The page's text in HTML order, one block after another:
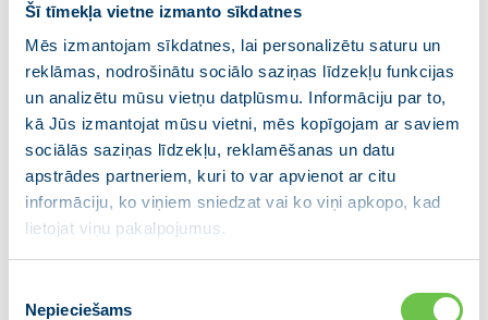
Šī tīmekļa vietne izmanto sīkdatnes
Mēs izmantojam sīkdatnes, lai personalizētu saturu un
reklāmas, nodrošinātu sociālo saziņas līdzekļu funkcijas
un analizētu mūsu vietņu datplūsmu. Informāciju par to,
kā Jūs izmantojat mūsu vietni, mēs kopīgojam ar saviem
sociālās saziņas līdzekļu, reklamēšanas un datu
apstrādes partneriem, kuri to var apvienot ar citu
informāciju, ko viņiem sniedzat vai ko viņi apkopo, kad
lietojat viņu pakalpojumus.
izvēle
Nepieciešams
JAUNĀ VIENOTĪBA apņemas veidot tādu
politiku, kas ļaus nosargāt mūsu dabas
bagātības un cīnīties pret klimata
pārmaiņām, kas ir drauds ne tikai
Latvijai, bet arī pasaulei. Eiropas
Parlaments jau ir pieņēmis lēmumu
aizliegt vienreizlietojamos plastmasas
izstrādājumus, kas veido 70% no jūras
mērķis ir pāriet uz videi un klimatam